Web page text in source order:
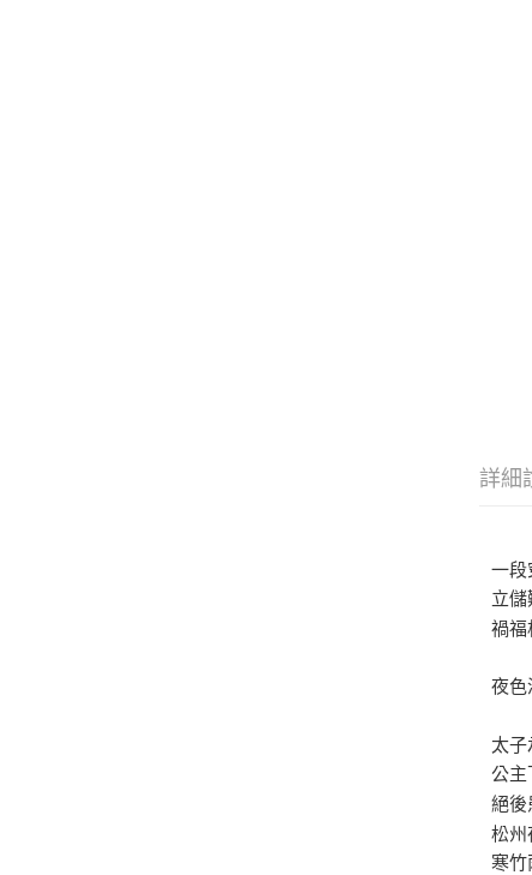
詳細
一段
立儲
禍福
夜色
太子
公主
絕後
松州
寒竹